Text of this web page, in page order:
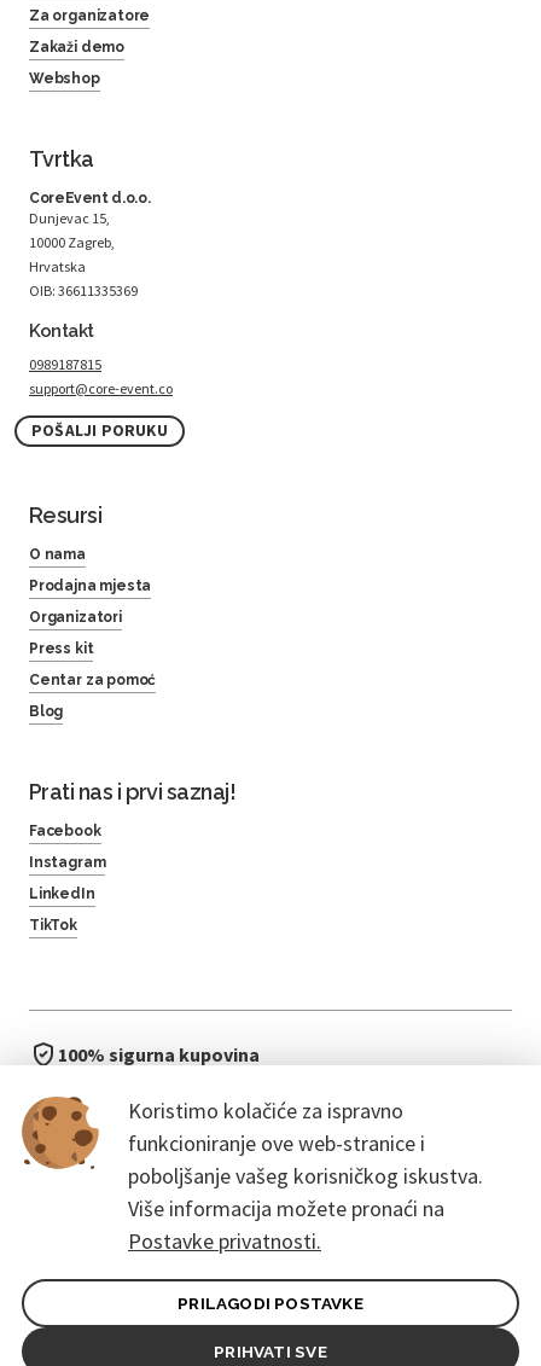
Koristimo kolačiće za ispravno
funkcioniranje ove web-stranice i
poboljšanje vašeg korisničkog iskustva.
Više informacija možete pronaći na
Postavke privatnosti.
PRILAGODI POSTAVKE
PRIHVATI SVE
Za organizatore
Zakaži demo
Webshop
Tvrtka
CoreEvent d.o.o.
Dunjevac 15,
10000 Zagreb,
Hrvatska
OIB: 36611335369
Kontakt
0989187815
support@core-event.co
POŠALJI PORUKU
Resursi
O nama
Prodajna mjesta
Organizatori
Press kit
Centar za pomoć
Blog
Prati nas i prvi saznaj!
Facebook
Instagram
LinkedIn
TikTok
100% sigurna kupovina
bez čekanja u redu
Opći uvjeti ugovora za kupce
Pravila zaštite osobnih podataka